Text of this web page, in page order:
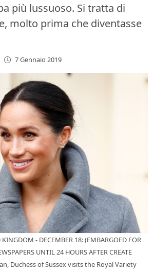
più lussuoso. Si tratta di
molto prima che diventasse
7 Gennaio 2019
- DECEMBER 18: (EMBARGOED FOR
UNTIL 24 HOURS AFTER CREATE
Duchess of Sussex visits the Royal Variety